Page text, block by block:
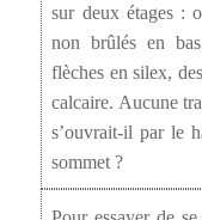
sur deux étages :
non brûlés en
flèches en silex,
calcaire. Aucune
s’ouvrait-il par le
sommet ?